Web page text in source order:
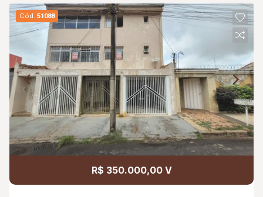
Cód.51088
R$ 350.000,00 V